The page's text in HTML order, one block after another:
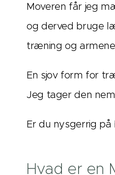
Moveren får jeg
og derved bruge
træning og
En sjov form for
Jeg tager den
Er du nysgerrig på
Hvad er en